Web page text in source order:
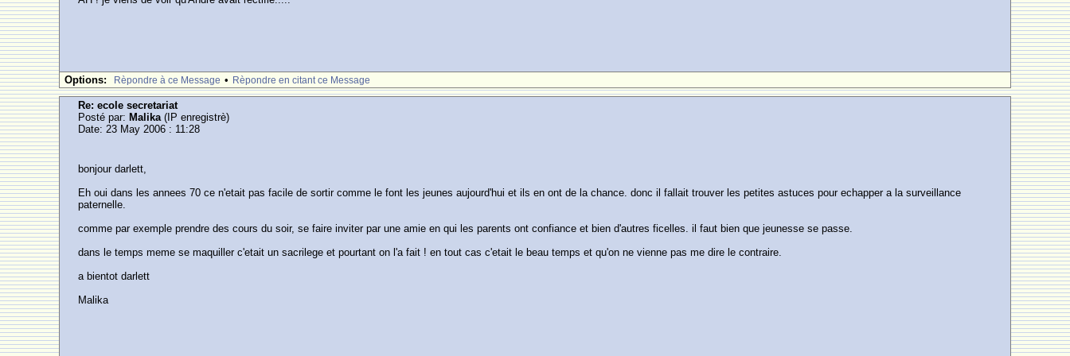
Options: Rèpondre à ce Message • Rèpondre en citant ce Message
Re: ecole secretariat
Posté par: Malika(IP enregistrè)
Date: 23 May 2006 : 11:28
bonjour darlett,
Eh oui dans les annees 70 ce n'etait pas facile de sortir comme le font les jeunes aujourd'hui et ils en ont de la chance. donc il fallait trouver les petites astuces pour echapper a la surveillance
paternelle.
comme par exemple prendre des cours du soir, se faire inviter par une amie en qui les parents ont confiance et bien d'autres ficelles. il faut bien que jeunesse se passe.
dans le temps meme se maquiller c'etait un sacrilege et pourtant on l'a fait ! en tout cas c'etait le beau temps et qu'on ne vienne pas me dire le contraire.
a bientot darlett
Malika